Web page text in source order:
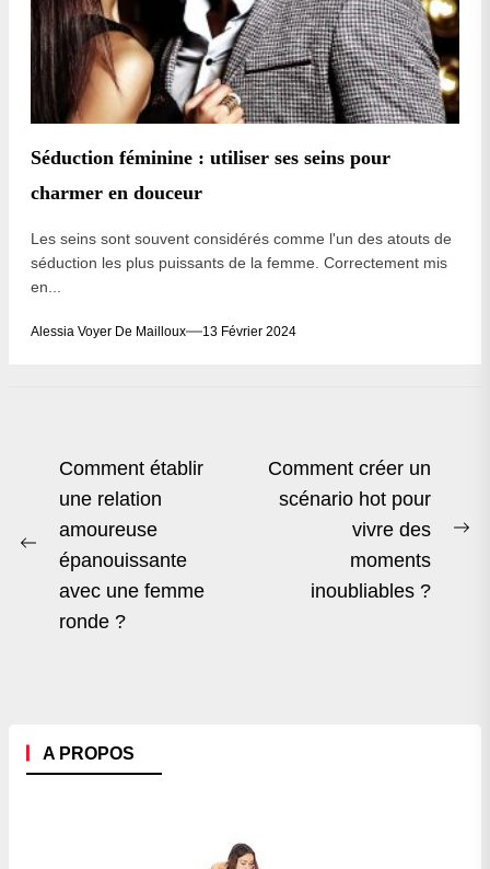
Séduction féminine : utiliser ses seins pour
charmer en douceur
Les seins sont souvent considérés comme l'un des atouts de
séduction les plus puissants de la femme. Correctement mis
en...
Alessia Voyer De Mailloux 13 Février 2024
Navigation
l’article
Previous
post:
Comment établir
une relation
amoureuse
épanouissante
avec une femme
ronde ?
Comment créer un
scénario hot pour
vivre des
moments
inoubliables ?
A PROPOS